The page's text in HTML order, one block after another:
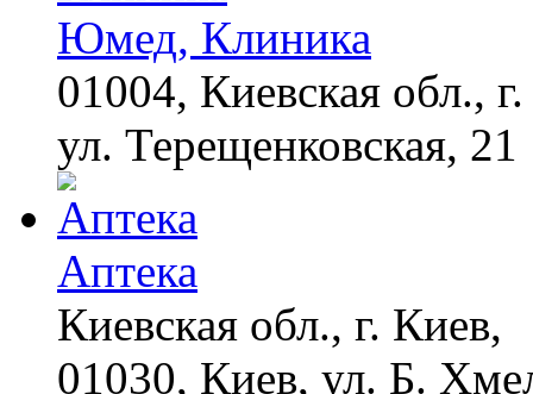
Юмед, Клиника
01004, Киевская обл.,
ул. Терещенковская, 21
Аптека
Киевская обл., г. Киев,
01030, Киев, ул. Б.